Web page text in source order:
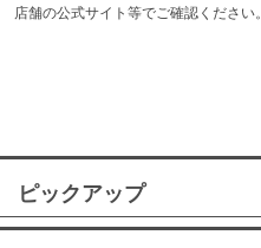
店舗の公式サイト等でご確認ください。
ピックアップ